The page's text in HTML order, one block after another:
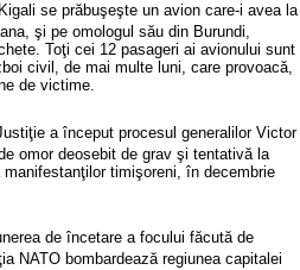
se prăbuşeşte un avion care-i avea la
şi pe omologul său din Burundi,
Toţi cei 12 pasageri ai avionului sunt
civil, de mai multe luni, care provoacă,
de victime.
a început procesul generalilor Victor
omor deosebit de grav şi tentativă la
timişoreni, în decembrie
de încetare a focului făcută de
NATO bombardează regiunea capitalei